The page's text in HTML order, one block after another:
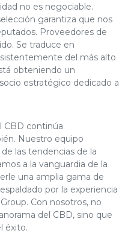
no es negociable.
garantiza que nos
Proveedores de
. Se traduce en
del más alto
obteniendo un
estratégico dedicado a
CBD continúa
Nuestro equipo
las tendencias de la
a la vanguardia de la
una amplia gama de
por la experiencia
Con nosotros, no
del CBD, sino que
éxito.